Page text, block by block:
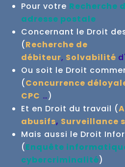
Pour votre Recherche
adresse postale
Concernant le Droit
(Recherche de
débiteur, Solvabilité
Ou soit le Droit
(Concurrence
CPC …)
Et en Droit du travail (
abusifs, Surveillance
Mais aussi le Droit
(Enquête
cybercriminalité)